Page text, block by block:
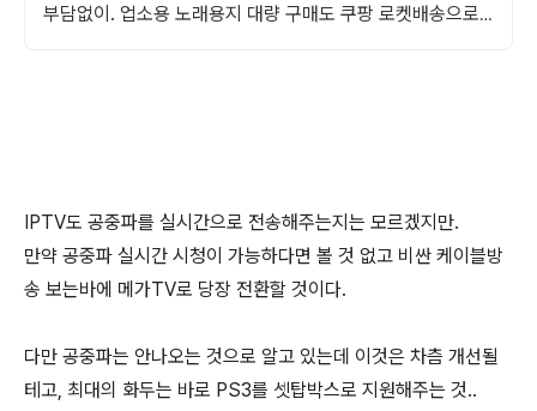
부담없이. 업소용 노래용지 대량 구매도 쿠팡 로켓배송으로
IPTV도 공중파를 실시간으로 전송해주는지는 모르겠지만.
만약 공중파 실시간 시청이 가능하다면 볼 것 없고 비싼 케이블방
송 보는바에 메가TV로 당장 전환할 것이다.
다만 공중파는 안나오는 것으로 알고 있는데 이것은 차츰 개선될
테고, 최대의 화두는 바로 PS3를 셋탑박스로 지원해주는 것..